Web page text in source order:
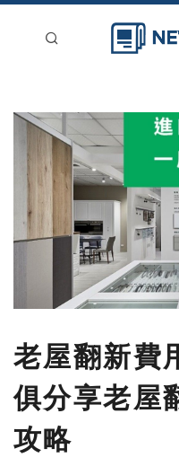
新聞稿分類
登入
刊登
老屋翻新費
俱分享老屋
攻略